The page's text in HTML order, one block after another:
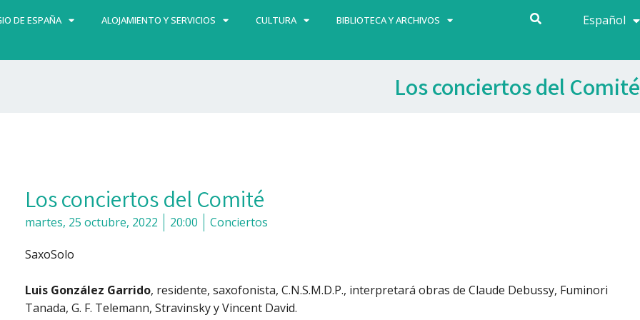
DE ESPAÑA ALOJAMIENTO Y SERVICIOS CULTURA BIBLIOTECA Y ARCHIVOS Español
Français
Los conciertos del Comité
Los conciertos del Comité
martes, 25 octubre, 2022 20:00 Conciertos
SaxoSolo
Luis González Garrido, residente, saxofonista, C.N.S.M.D.P., interpretará obras de Claude Debussy, Fuminori
Tanada, G. F. Telemann, Stravinsky y Vincent David.